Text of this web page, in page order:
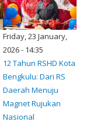
Friday, 23 January,
2026 - 14:35
12 Tahun RSHD Kota
Bengkulu: Dari RS
Daerah Menuju
Magnet Rujukan
Nasional